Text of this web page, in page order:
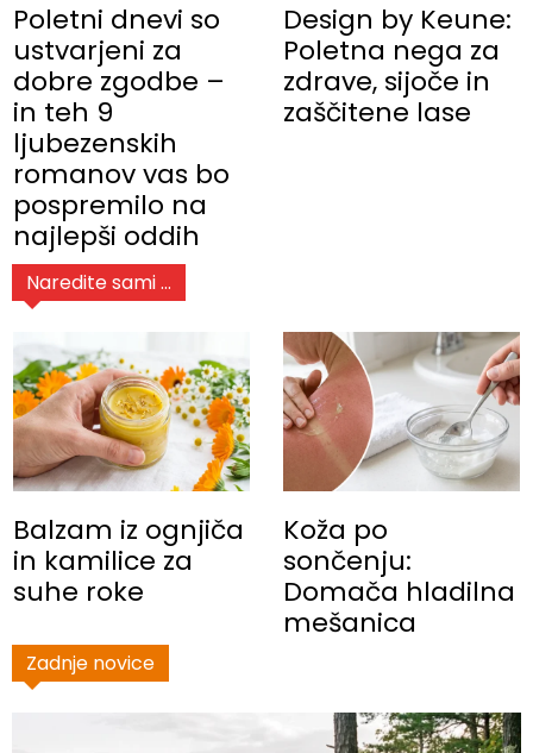
Poletni dnevi so
ustvarjeni za
dobre zgodbe –
in teh 9
ljubezenskih
romanov vas bo
pospremilo na
najlepši oddih
Design by Keune:
Poletna nega za
zdrave, sijoče in
zaščitene lase
Naredite sami ...
Balzam iz ognjiča
in kamilice za
suhe roke
Koža po
sončenju:
Domača hladilna
mešanica
Zadnje novice